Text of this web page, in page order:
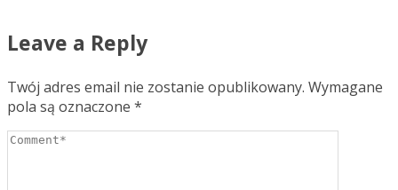
Leave a Reply
Twój adres email nie zostanie opublikowany. Wymagane
pola są oznaczone *